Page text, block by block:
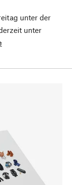
unter der
unter